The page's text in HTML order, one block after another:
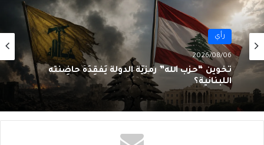
رأي
2026/08/06
تَخوينُ “حزب الله” رمزيَّة الدولة يُفقِدُهُ حاضِنَته
اللبنانية؟